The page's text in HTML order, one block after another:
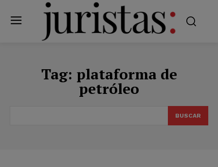
Tag: plataforma de
petróleo
BUSCAR